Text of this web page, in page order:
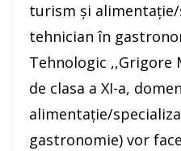
turism și
tehnician în
Tehnologic ,,Grigore
de clasa a XI-a,
alimentație/
gastronomie) vor